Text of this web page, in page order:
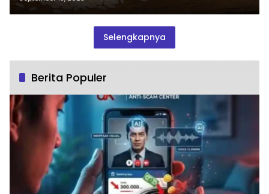
Selengkapnya
Berita Populer